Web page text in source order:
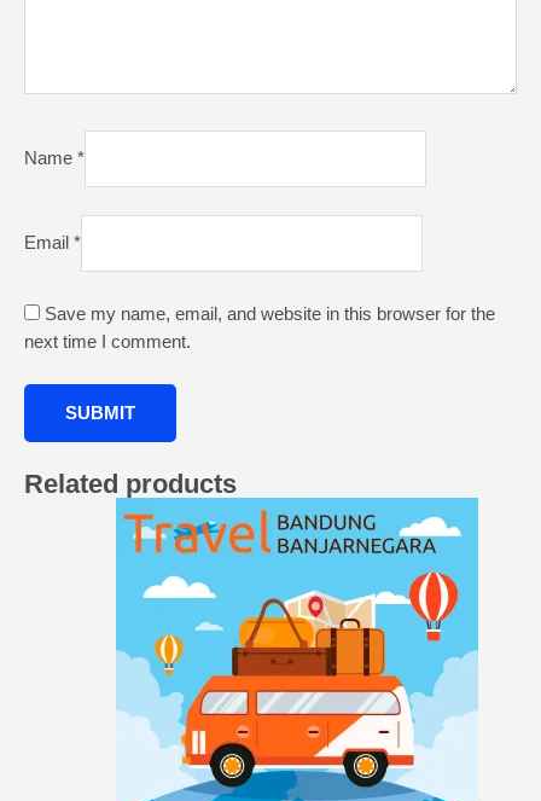
Name *
Email *
Save my name, email, and website in this browser for the
next time I comment.
Related products